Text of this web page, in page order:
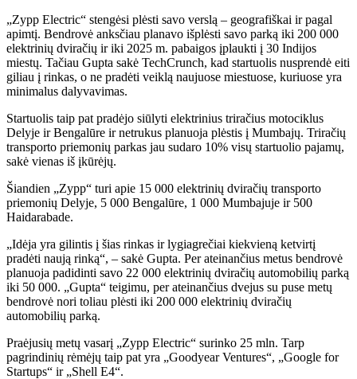
„Zypp Electric“ stengėsi plėsti savo verslą – geografiškai ir pagal
apimtį. Bendrovė anksčiau planavo išplėsti savo parką iki 200 000
elektrinių dviračių ir iki 2025 m. pabaigos įplaukti į 30 Indijos
miestų. Tačiau Gupta sakė TechCrunch, kad startuolis nusprendė eiti
giliau į rinkas, o ne pradėti veiklą naujuose miestuose, kuriuose yra
minimalus dalyvavimas.
Startuolis taip pat pradėjo siūlyti elektrinius triračius motociklus
Delyje ir Bengalūre ir netrukus planuoja plėstis į Mumbajų. Triračių
transporto priemonių parkas jau sudaro 10% visų startuolio pajamų,
sakė vienas iš įkūrėjų.
Šiandien „Zypp“ turi apie 15 000 elektrinių dviračių transporto
priemonių Delyje, 5 000 Bengalūre, 1 000 Mumbajuje ir 500
Haidarabade.
„Idėja yra gilintis į šias rinkas ir lygiagrečiai kiekvieną ketvirtį
pradėti naują rinką“, – sakė Gupta. Per ateinančius metus bendrovė
planuoja padidinti savo 22 000 elektrinių dviračių automobilių parką
iki 50 000. „Gupta“ teigimu, per ateinančius dvejus su puse metų
bendrovė nori toliau plėsti iki 200 000 elektrinių dviračių
automobilių parką.
Praėjusių metų vasarį „Zypp Electric“ surinko 25 mln. Tarp
pagrindinių rėmėjų taip pat yra „Goodyear Ventures“, „Google for
Startups“ ir „Shell E4“.